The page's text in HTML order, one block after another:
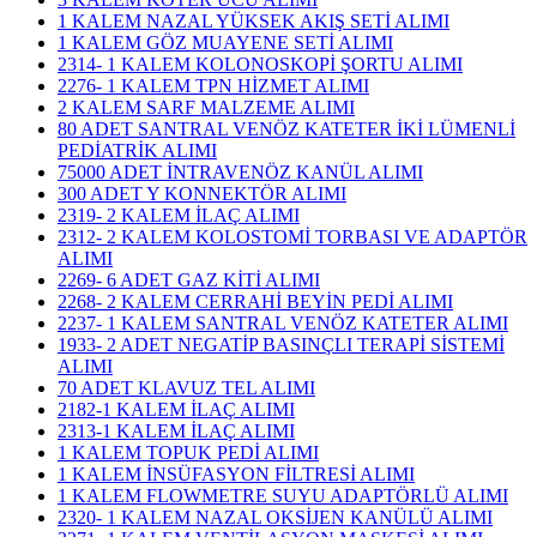
1 KALEM NAZAL YÜKSEK AKIŞ SETİ ALIMI
1 KALEM GÖZ MUAYENE SETİ ALIMI
2314- 1 KALEM KOLONOSKOPİ ŞORTU ALIMI
2276- 1 KALEM TPN HİZMET ALIMI
2 KALEM SARF MALZEME ALIMI
80 ADET SANTRAL VENÖZ KATETER İKİ LÜMENLİ
PEDİATRİK ALIMI
75000 ADET İNTRAVENÖZ KANÜL ALIMI
300 ADET Y KONNEKTÖR ALIMI
2319- 2 KALEM İLAÇ ALIMI
2312- 2 KALEM KOLOSTOMİ TORBASI VE ADAPTÖR
ALIMI
2269- 6 ADET GAZ KİTİ ALIMI
2268- 2 KALEM CERRAHİ BEYİN PEDİ ALIMI
2237- 1 KALEM SANTRAL VENÖZ KATETER ALIMI
1933- 2 ADET NEGATİP BASINÇLI TERAPİ SİSTEMİ
ALIMI
70 ADET KLAVUZ TEL ALIMI
2182-1 KALEM İLAÇ ALIMI
2313-1 KALEM İLAÇ ALIMI
1 KALEM TOPUK PEDİ ALIMI
1 KALEM İNSÜFASYON FİLTRESİ ALIMI
1 KALEM FLOWMETRE SUYU ADAPTÖRLÜ ALIMI
2320- 1 KALEM NAZAL OKSİJEN KANÜLÜ ALIMI